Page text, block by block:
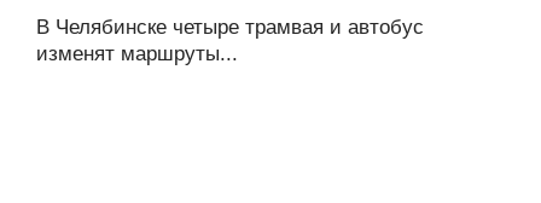
В Челябинске четыре трамвая и автобус
изменят маршруты...